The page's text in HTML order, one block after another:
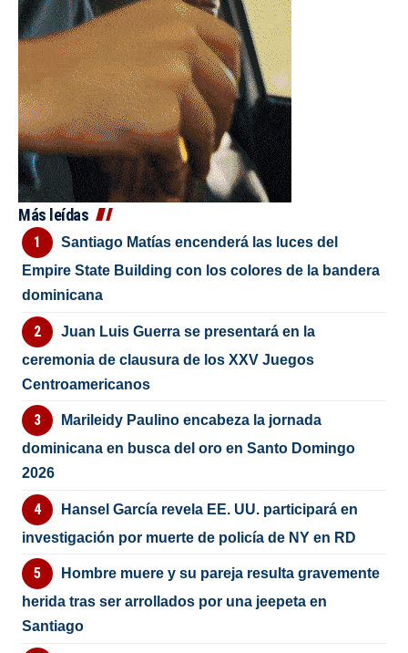
Más leídas
Santiago Matías encenderá las luces del
Empire State Building con los colores de la bandera
dominicana
Juan Luis Guerra se presentará en la
ceremonia de clausura de los XXV Juegos
Centroamericanos
Marileidy Paulino encabeza la jornada
dominicana en busca del oro en Santo Domingo
2026
Hansel García revela EE. UU. participará en
investigación por muerte de policía de NY en RD
Hombre muere y su pareja resulta gravemente
herida tras ser arrollados por una jeepeta en
Santiago